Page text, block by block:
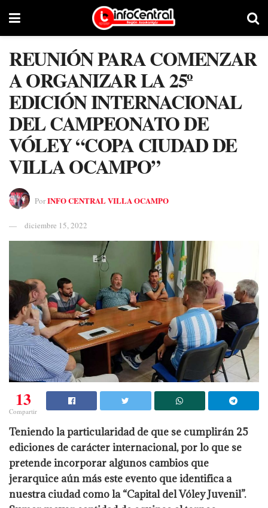
REUNIÓN PARA COMENZAR
A ORGANIZAR LA 25º
EDICIÓN INTERNACIONAL
DEL CAMPEONATO DE
VÓLEY “COPA CIUDAD DE
VILLA OCAMPO”
PorINFO CENTRAL VILLA OCAMPO
diciembre 15, 2022
13
Compartir
Teniendo la particularidad de que se cumplirán 25
ediciones de carácter internacional, por lo que se
pretende incorporar algunos cambios que
jerarquice aún más este evento que identifica a
nuestra ciudad como la “Capital del Vóley Juvenil”.